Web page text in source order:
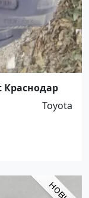
Краснодар
Toyota